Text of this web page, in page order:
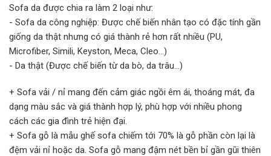
Sofa da được chia ra làm 2 loại như:
- Sofa da công nghiệp: Được chế biến nhân tạo có đặc tính gần
giống da thật nhưng có giá thành rẻ hơn rất nhiều (PU,
Microfiber, Simili, Keyston, Meca, Cleo...)
- Da thật (Được chế biến từ da bò, da trâu...)
+ Sofa vải / nỉ mang đến cảm giác ngồi êm ái, thoáng mát, đa
dạng màu sắc và giá thành hợp lý, phù hợp với nhiều phong
cách các gia đình trẻ hiện đại.
+ Sofa gỗ là mẫu ghế sofa chiếm tới 70% là gỗ phần còn lại là
đệm vải nỉ hoặc da. Sofa gỗ mang đậm nét bền bỉ gần gũi thiên